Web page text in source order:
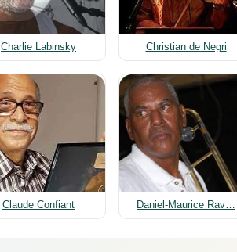
Charlie Labinsky Christian de Negri
Claude Confiant Daniel-Maurice Rav…